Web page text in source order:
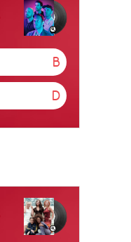
B
D